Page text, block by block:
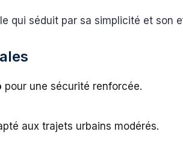
qui séduit par sa simplicité et son
pour une sécurité renforcée.
aux trajets urbains modérés.